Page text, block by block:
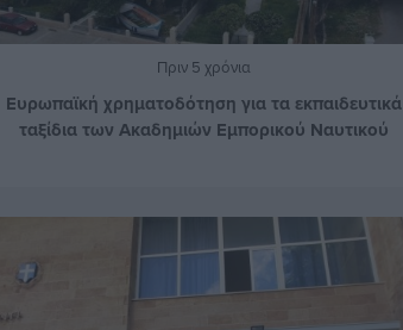
Πριν 5 χρόνια
Ευρωπαϊκή χρηματοδότηση για τα εκπαιδευτικά
ταξίδια των Ακαδημιών Εμπορικού Ναυτικού